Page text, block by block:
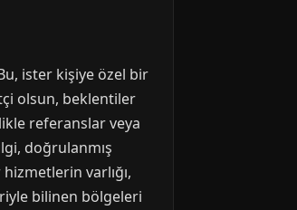
ister kişiye özel bir
olsun, beklentiler
referanslar veya
doğrulanmış
varlığı,
bilinen bölgeleri